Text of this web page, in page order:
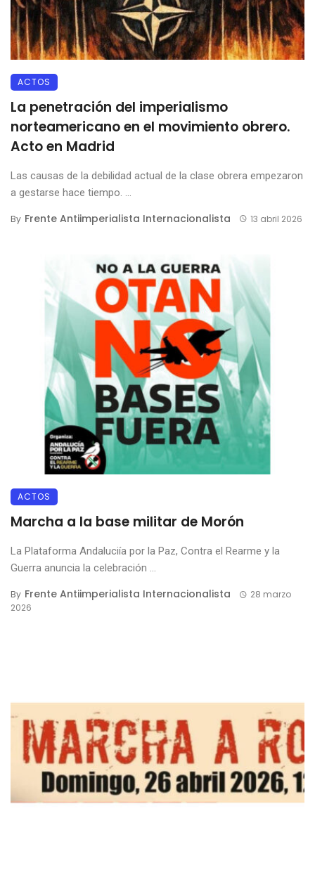
ACTOS
La penetración del imperialismo
norteamericano en el movimiento obrero.
Acto en Madrid
Las causas de la debilidad actual de la clase obrera empezaron
a gestarse hace tiempo. ...
By Frente Antiimperialista Internacionalista 13 abril 2026
ACTOS
Marcha a la base militar de Morón
La Plataforma Andaluciía por la Paz, Contra el Rearme y la
Guerra anuncia la celebración ...
By Frente Antiimperialista Internacionalista
28 marzo
2026